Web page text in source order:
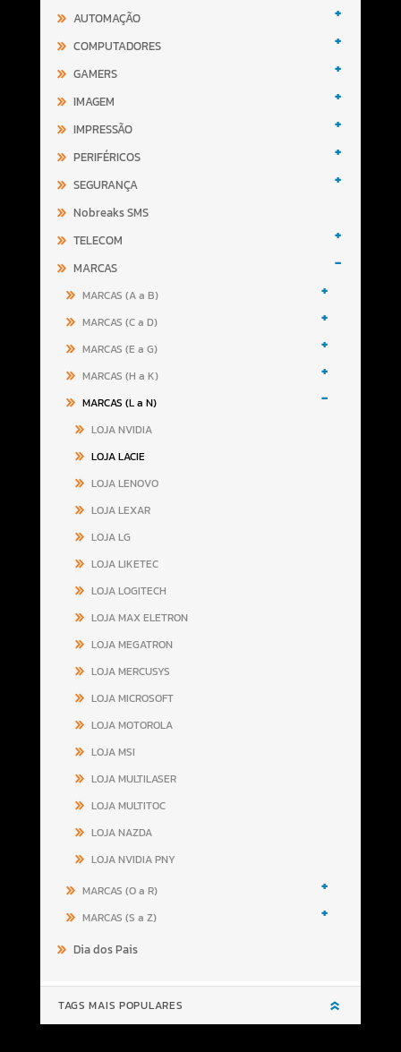
AUTOMAÇÃO +
COMPUTADORES +
GAMERS +
IMAGEM +
IMPRESSÃO +
PERIFÉRICOS +
SEGURANÇA +
Nobreaks SMS
TELECOM
+
MARCAS -
MARCAS (A a B) +
MARCAS (C a D) +
MARCAS (E a G) +
MARCAS (H a K) +
MARCAS (L a N) -
LOJA NVIDIA
LOJA LACIE
LOJA LENOVO
LOJA LEXAR
LOJA LG
LOJA LIKETEC
LOJA LOGITECH
LOJA MAX ELETRON
LOJA MEGATRON
LOJA MERCUSYS
LOJA MICROSOFT
LOJA MOTOROLA
LOJA MSI
LOJA MULTILASER
LOJA MULTITOC
LOJA NAZDA
LOJA NVIDIA PNY
MARCAS (O a R)
+
MARCAS (S a Z) +
Dia dos Pais
TAGS MAIS POPULARES